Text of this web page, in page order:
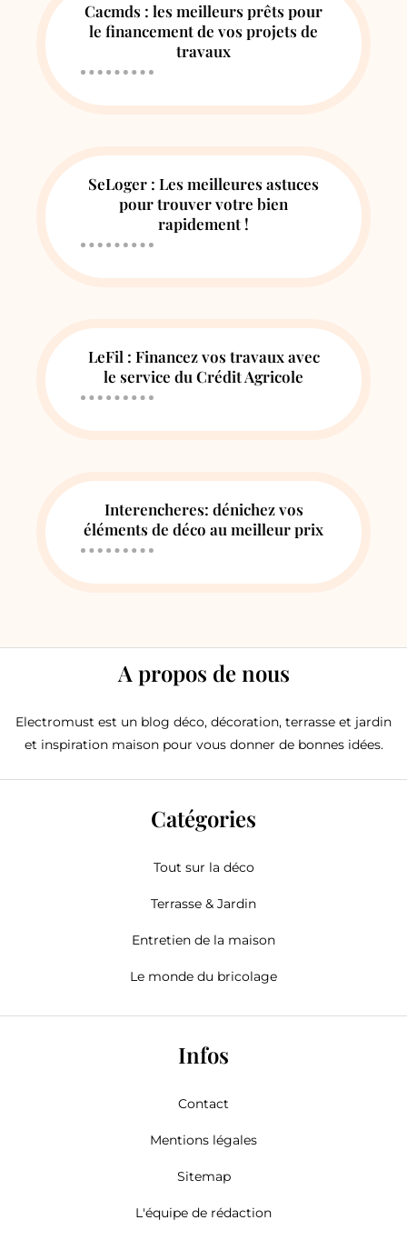
Cacmds : les meilleurs prêts pour
le financement de vos projets de
travaux
SeLoger : Les meilleures astuces
pour trouver votre bien
rapidement !
LeFil : Financez vos travaux avec
le service du Crédit Agricole
Interencheres: dénichez vos
éléments de déco au meilleur prix
A propos de nous
Electromust est un blog déco, décoration, terrasse et jardin
et inspiration maison pour vous donner de bonnes idées.
Catégories
Tout sur la déco
Terrasse & Jardin
Entretien de la maison
Le monde du bricolage
Infos
Contact
Mentions légales
Sitemap
L'équipe de rédaction